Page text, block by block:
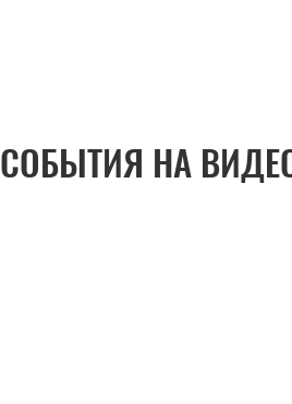
СОБЫТИЯ НА